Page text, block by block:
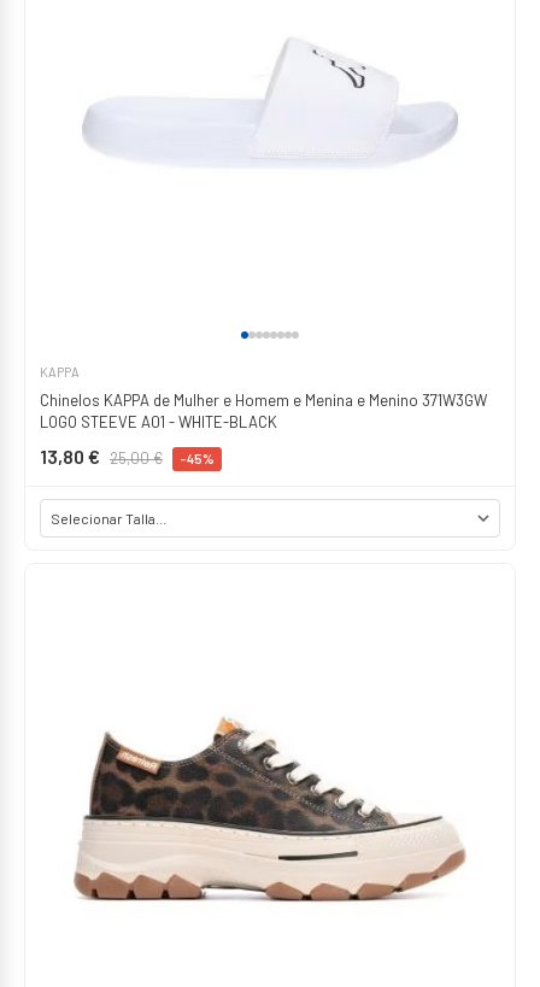
KAPPA
Chinelos KAPPA de Mulher e Homem e Menina e Menino 371W3GW
LOGO STEEVE A01 - WHITE-BLACK
13,80 € 25,00 € -45%